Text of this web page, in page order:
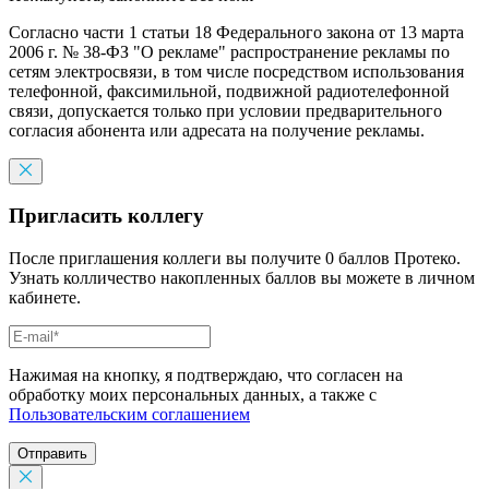
Согласно части 1 статьи 18 Федерального закона от 13 марта
2006 г. № 38-ФЗ "О рекламе" распространение рекламы по
сетям электросвязи, в том числе посредством использования
телефонной, факсимильной, подвижной радиотелефонной
связи, допускается только при условии предварительного
согласия абонента или адресата на получение рекламы.
Пригласить коллегу
После приглашения коллеги вы получите 0 баллов Протеко.
Узнать колличество накопленных баллов вы можете в личном
кабинете.
Нажимая на кнопку, я подтверждаю, что согласен на
обработку моих персональных данных, а также с
Пользовательским соглашением
Отправить